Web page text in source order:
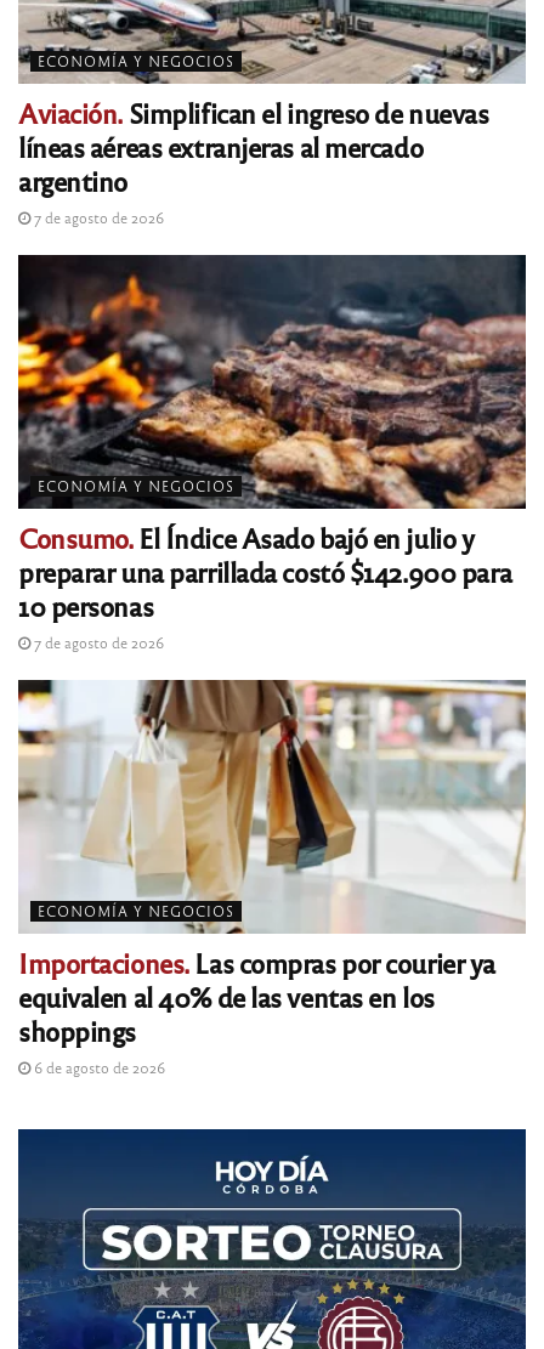
ECONOMÍA Y NEGOCIOS
Aviación. Simplifican el ingreso de nuevas
líneas aéreas extranjeras al mercado
argentino
7 de agosto de 2026
ECONOMÍA Y NEGOCIOS
Consumo.El Índice Asado bajó en julio y
preparar una parrillada costó $142.900 para
10 personas
7 de agosto de 2026
ECONOMÍA Y NEGOCIOS
Importaciones.Las compras por courier ya
equivalen al 40% de las ventas en los
shoppings
6 de agosto de 2026